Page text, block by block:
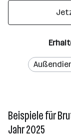
Beispiele für
Jahr 2025